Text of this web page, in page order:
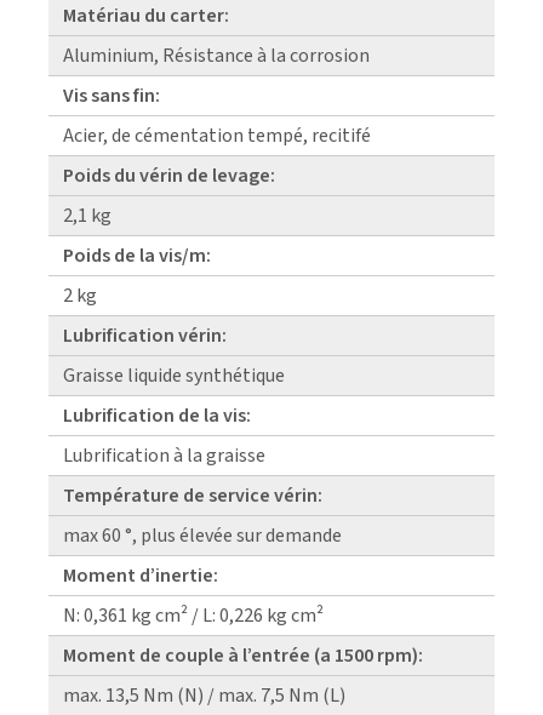
Matériau du carter:
Aluminium, Résistance à la corrosion
Vis sans fin:
Acier, de cémentation tempé, recitifé
Poids du vérin de levage:
2,1 kg
Poids de la vis/m:
2 kg
Lubrification vérin:
Graisse liquide synthétique
Lubrification de la vis:
Lubrification à la graisse
Température de service vérin:
max 60 °, plus élevée sur demande
Moment d’inertie:
N: 0,361 kg cm² / L: 0,226 kg cm²
Moment de couple à l’entrée (a 1500 rpm):
max. 13,5 Nm (N) / max. 7,5 Nm (L)